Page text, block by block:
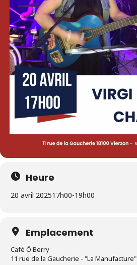
Heure
20 avril 202517h00-19h00
Emplacement
Café Ô Berry
11 rue de la Gaucherie - "La Manufacture"